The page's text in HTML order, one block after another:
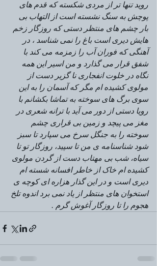
روید تنها تر از مردی شکسته که قدم های
پوچش به سنگ نشسته است از التهاب بی
بار چشم های منتظر دستی که روزگار زخم
هایش دیری است باغ را نمی شناسد ، در
آهنگی که فوران آب را زمزمه می کند با
شفق قرار می گذارد و من اسیر این همه
نگاه در خلوت انفجاری نا گزیر دست از
مولوی کشیده ام مگر که آسمان را به این
سوی برگ های سوخته به تماشا بکشانم با
رویا دستی از دور می آید با ترانه شعری در
مغز می پیچد و زمین بی قراری چشم
سوخته را به جنگل سرخ می سپارد تا سبز
شود شناسنامه ی من تا سپید، روزگار تو تا
سیاه، شب بی مهتاب دست از گردن مولوی
کشیده ام خاک از خاطر افسانه شسته ام
دیری است و در این گذار هزاره ای کوچه ی
استخوان های منتظر از یاد نمی برد اندوه تلخ
هجوم را تا روزگار آغوش گرم .